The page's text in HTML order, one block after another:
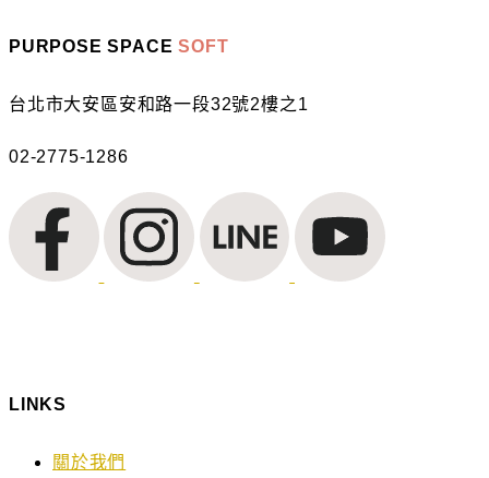
PURPOSE SPACESOFT
台北市大安區安和路一段32號2樓之1
02-2775-1286
LINKS
關於我們